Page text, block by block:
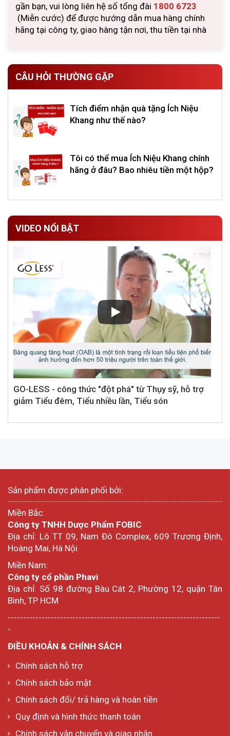
gần bạn, vui lòng liên hệ số tổng đài 1800 6723
(Miễn cước) để được hướng dẫn mua hàng chính
hãng tại công ty, giao hàng tận nơi, thu tiền tại nhà
CÂU HỎI THƯỜNG GẶP
Tích điểm nhận quà tặng Ích Niệu
Khang như thế nào?
Tôi có thể mua Ích Niệu Khang chính
hãng ở đâu? Bao nhiêu tiền một hộp?
VIDEO NỔI BẬT
GO-LESS - công thức "đột phá" từ Thụy sỹ, hỗ trợ
giảm Tiểu đêm, Tiểu nhiều lần, Tiểu són
Sản phẩm được phân phối bởi:
Miền Bắc:
Công ty TNHH Dược Phẩm FOBIC
Địa chỉ: Lô TT 09, Nam Đô Complex, 609 Trương Định,
Hoàng Mai, Hà Nội
Miền Nam:
Công ty cổ phần Phavi
Địa chỉ: Số 98 đường Bàu Cát 2, Phường 12, quận Tân
Bình, TP HCM
---------------------------------------------------------------------
-
ĐIỀU KHOẢN & CHÍNH SÁCH
Chính sách hỗ trợ
Chính sách bảo mật
Chính sách đổi/ trả hàng và hoàn tiền
Quy định và hình thức thanh toán
Chính sách vận chuyển và giao nhận